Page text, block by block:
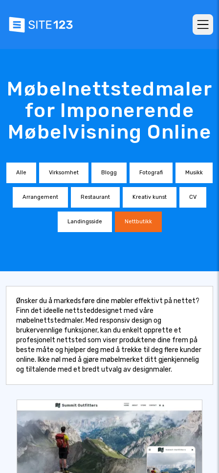
Møbelnettstedmaler
for Imponerende
Møbelvisning Online
Alle Virksomhet Blogg Fotografi Musikk
Arrangement Restaurant Kreativ kunst CV
Landingsside Nettbutikk
Ønsker du å markedsføre dine møbler effektivt på nettet?
Finn det ideelle nettsteddesignet med våre
møbelnettstedmaler. Med responsiv design og
brukervennlige funksjoner, kan du enkelt opprette et
profesjonelt nettsted som viser produktene dine frem på
beste måte og hjelper deg med å trekke til deg flere kunder
online. Ikke nøl med å gjøre møbelmerket ditt gjenkjennelig
og tiltalende med et bredt utvalg av designmaler.